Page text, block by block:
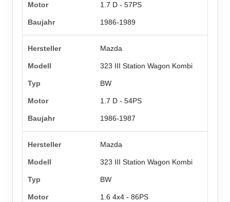
1.7 D - 57PS
1986-1989
Mazda
323 III Station Wagon Kombi
BW
1.7 D - 54PS
1986-1987
Mazda
323 III Station Wagon Kombi
BW
1.6 4x4 - 86PS